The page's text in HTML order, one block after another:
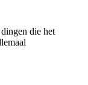
die het